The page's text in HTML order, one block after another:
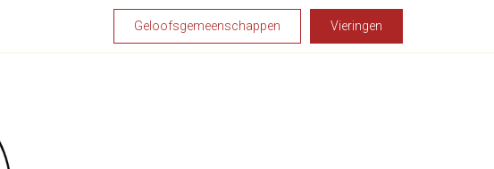
Geloofsgemeenschappen Vieringen